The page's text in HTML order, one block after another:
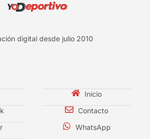
digital desde julio 2010
Inicio
Contacto
WhatsApp